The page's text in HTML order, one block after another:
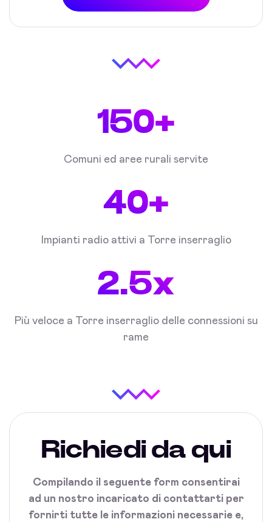
150+
Comuni ed aree rurali servite
40+
Impianti radio attivi a Torre inserraglio
2.5x
Più veloce a Torre inserraglio delle connessioni su
rame
Richiedi da qui
Compilando il seguente form consentirai
ad un nostro incaricato di contattarti per
fornirti tutte le informazioni necessarie e,